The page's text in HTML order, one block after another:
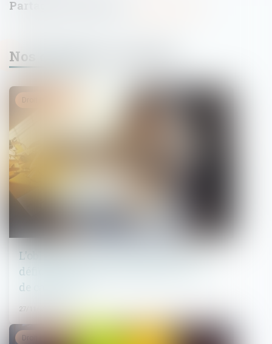
Nos dernières actualités
L'obligation de l'architecte face au
déficit de surface précisée par la Cour
de cassation
27/11/2024
Droit immobilier